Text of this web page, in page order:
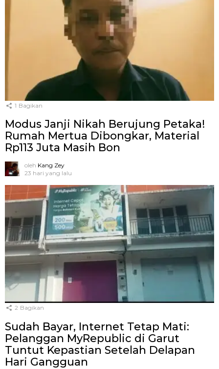
1 Bagikan
Modus Janji Nikah Berujung Petaka!
Rumah Mertua Dibongkar, Material
Rp113 Juta Masih Bon
oleh Kang Zey
23 hari yang lalu
2 Bagikan
Sudah Bayar, Internet Tetap Mati:
Pelanggan MyRepublic di Garut
Tuntut Kepastian Setelah Delapan
Hari Gangguan